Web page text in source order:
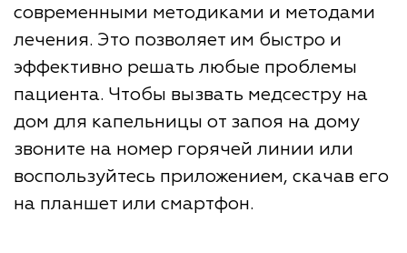
современными методиками и методами
лечения. Это позволяет им быстро и
эффективно решать любые проблемы
пациента. Чтобы вызвать медсестру на
дом для капельницы от запоя на дому
звоните на номер горячей линии или
воспользуйтесь приложением, скачав его
на планшет или смартфон.